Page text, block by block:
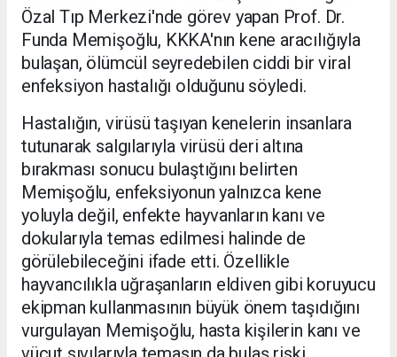
Özal Tıp Merkezi'nde görev yapan Prof. Dr.
Funda Memişoğlu, KKKA'nın kene aracılığıyla
bulaşan, ölümcül seyredebilen ciddi bir viral
enfeksiyon hastalığı olduğunu söyledi.
Hastalığın, virüsü taşıyan kenelerin insanlara
tutunarak salgılarıyla virüsü deri altına
bırakması sonucu bulaştığını belirten
Memişoğlu, enfeksiyonun yalnızca kene
yoluyla değil, enfekte hayvanların kanı ve
dokularıyla temas edilmesi halinde de
görülebileceğini ifade etti. Özellikle
hayvancılıkla uğraşanların eldiven gibi koruyucu
ekipman kullanmasının büyük önem taşıdığını
vurgulayan Memişoğlu, hasta kişilerin kanı ve